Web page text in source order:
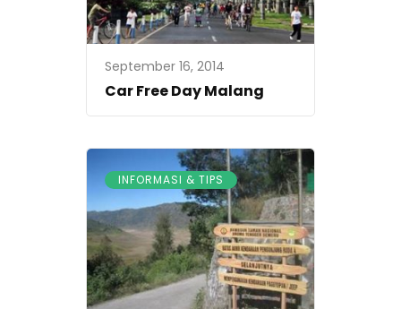
September 16, 2014
Car Free Day Malang
INFORMASI & TIPS